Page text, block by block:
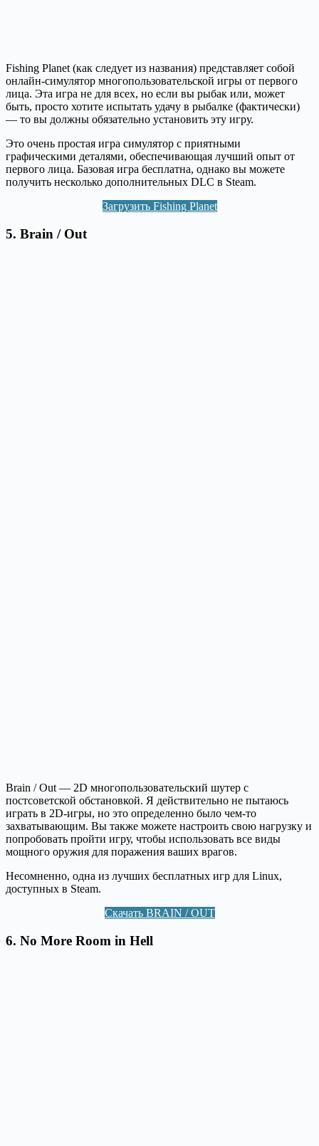
Fishing Planet (как следует из названия) представляет собой
онлайн-симулятор многопользовательской игры от первого
лица. Эта игра не для всех, но если вы рыбак или, может
быть, просто хотите испытать удачу в рыбалке (фактически)
— то вы должны обязательно установить эту игру.
Это очень простая игра симулятор с приятными
графическими деталями, обеспечивающая лучший опыт от
первого лица. Базовая игра бесплатна, однако вы можете
получить несколько дополнительных DLC в Steam.
Загрузить Fishing Planet
5. Brain / Out
Brain / Out — 2D многопользовательский шутер с
постсоветской обстановкой. Я действительно не пытаюсь
играть в 2D-игры, но это определенно было чем-то
захватывающим. Вы также можете настроить свою нагрузку и
попробовать пройти игру, чтобы использовать все виды
мощного оружия для поражения ваших врагов.
Несомненно, одна из лучших бесплатных игр для Linux,
доступных в Steam.
Скачать BRAIN / OUT
6. No More Room in Hell